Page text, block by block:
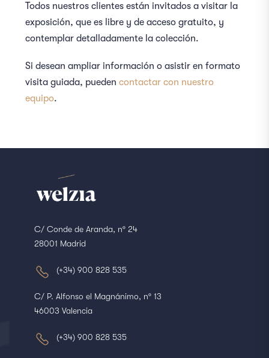
Todos nuestros clientes están invitados a visitar la
exposición, que es libre y de acceso gratuito, y
contemplar detalladamente la colección.
Si desean ampliar información o asistir en formato
visita guiada, puedencontactar con nuestro
equipo.
C/ Conde de Aranda, nº 24
28001 Madrid
(+34) 900 828 535
C/ P. Alfonso el Magnánimo, nº 13
46003 Valencia
(+34) 900 828 535